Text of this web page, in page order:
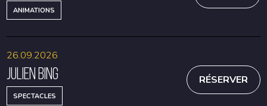
ANIMATIONS
Julien Bing
SPECTACLES
26.09.2026
RÉSERVER